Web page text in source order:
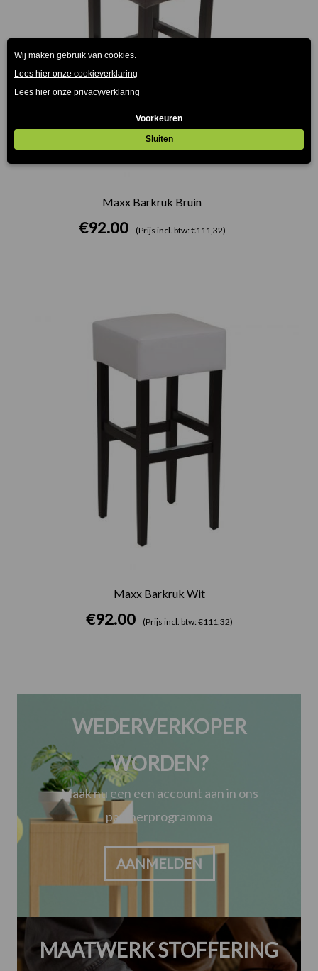
Maxx Barkruk Bruin
€92.00 (Prijs incl. btw: €111,32)
Maxx Barkruk Wit
€92.00 (Prijs incl. btw: €111,32)
WEDERVERKOPER
WORDEN?
Maak nu een een account aan in ons
partnerprogramma
AANMELDEN
MAATWERK STOFFERING